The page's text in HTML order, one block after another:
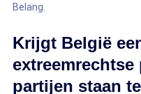
Belang.
Krijgt België
partijen staan